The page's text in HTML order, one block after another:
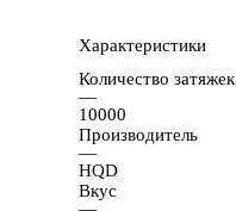
Характеристики
Количество затяжек
—
10000
Производитель
—
HQD
Вкус